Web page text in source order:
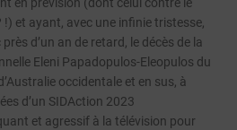
en prévision (dont celui contre le
!) et ayant, avec une infinie tristesse,
d’un an de retard, le décès de la
Eleni Papadopulos-Eleopulos du
occidentale et en sus, à
d’un SIDAction 2023
et agressif à la télévision pour